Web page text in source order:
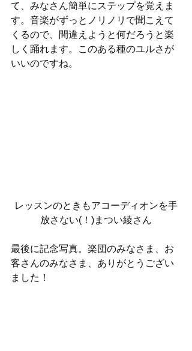
て、みなさん簡単にステップを覚えま
す。音楽がずっとノリノリで聞こえて
くるので、間違えようと何だろうと楽
しく踊れます。このある種のユルさが
いいのですね。
レッスンのときもアコーディオンを手
放さない(！)まつい綾さん
最後に記念写真。楽団のみなさま、お
客さんのみなさま、ありがとうござい
ました！